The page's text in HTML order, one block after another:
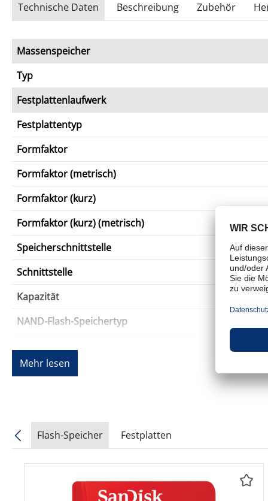
Technische Daten Beschreibung Zubehör
Massenspeicher
Typ
Festplattenlaufwerk
Festplattentyp
Formfaktor
Formfaktor (metrisch)
Formfaktor (kurz)
Formfaktor (kurz) (metrisch)
Speicherschnittstelle
Schnittstelle
Kapazität
NAND-Flash-Speichertyp
Interne Datenrate (Schreiben)
4 KB Random Write
SSD-Leistung
Mehr lesen
Flash-Speicher
Festplatten